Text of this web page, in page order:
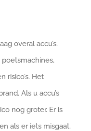
overal accu’s.
poetsmachines,
risico’s. Het
Als u accu’s
nog groter. Er is
als er iets misgaat.